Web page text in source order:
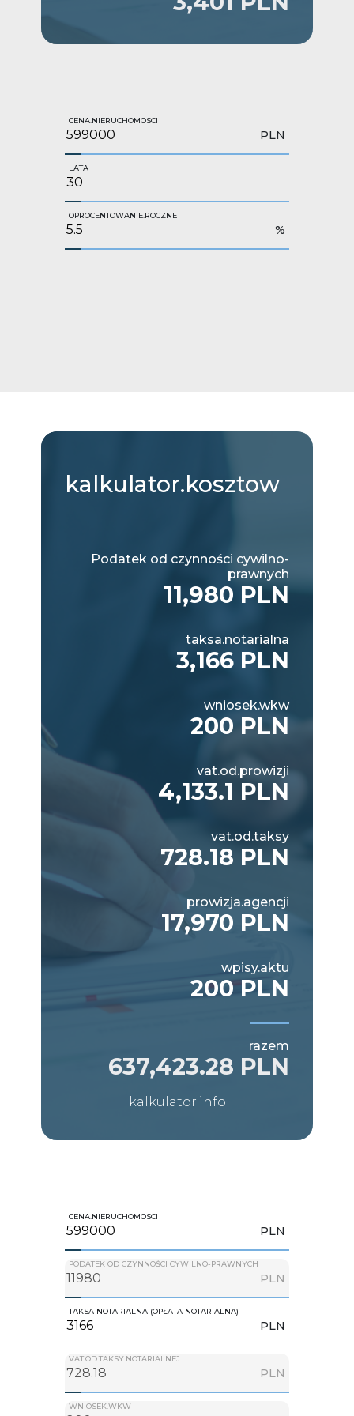
CENA.NIERUCHOMOSCI
PLN
LATA
OPROCENTOWANIE.ROCZNE
%
kalkulator.kosztow
Podatek od czynności cywilno-
prawnych
11,980 PLN
taksa.notarialna
3,166 PLN
wniosek.wkw
200 PLN
vat.od.prowizji
4,133.1 PLN
vat.od.taksy
728.18 PLN
prowizja.agencji
17,970 PLN
wpisy.aktu
200 PLN
razem
637,423.28 PLN
kalkulator.info
CENA.NIERUCHOMOSCI
PLN
PODATEK OD CZYNNOŚCI CYWILNO-PRAWNYCH
PLN
TAKSA NOTARIALNA (OPŁATA NOTARIALNA)
PLN
VAT.OD.TAKSY.NOTARIALNEJ
PLN
WNIOSEK.WKW